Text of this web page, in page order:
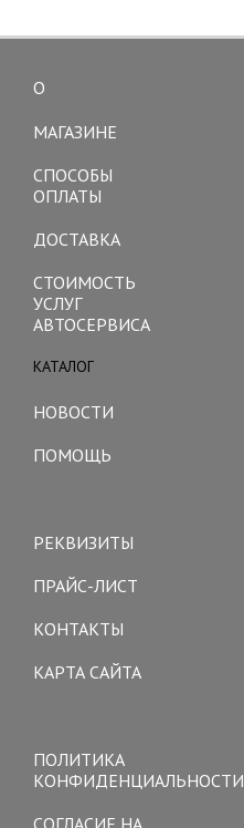
О
МАГАЗИНЕ
СПОСОБЫ
ОПЛАТЫ
ДОСТАВКА
СТОИМОСТЬ
УСЛУГ
АВТОСЕРВИСА
КАТАЛОГ
НОВОСТИ
ПОМОЩЬ
РЕКВИЗИТЫ
ПРАЙС-ЛИСТ
КОНТАКТЫ
КАРТА САЙТА
ПОЛИТИКА
КОНФИДЕНЦИАЛЬНОСТИ